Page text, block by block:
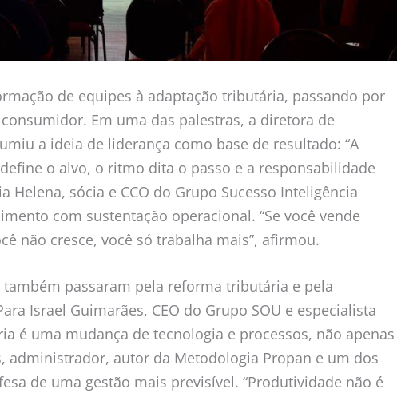
de equipes à adaptação tributária, passando por
Em uma das palestras, a diretora de
a ideia de liderança como base de resultado: “A
o alvo, o ritmo dita o passo e a responsabilidade
Helena, sócia e CCO do Grupo Sucesso Inteligência
com sustentação operacional. “Se você vende
não cresce, você só trabalha mais”, afirmou.
passaram pela reforma tributária e pela
Israel Guimarães, CEO do Grupo SOU e especialista
é uma mudança de tecnologia e processos, não apenas
administrador, autor da Metodologia Propan e um dos
de uma gestão mais previsível. “Produtividade não é